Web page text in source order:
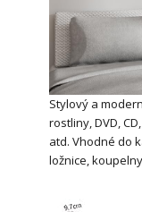
Stylový a
rostliny, DVD,
atd. Vhodné do
ložnice,